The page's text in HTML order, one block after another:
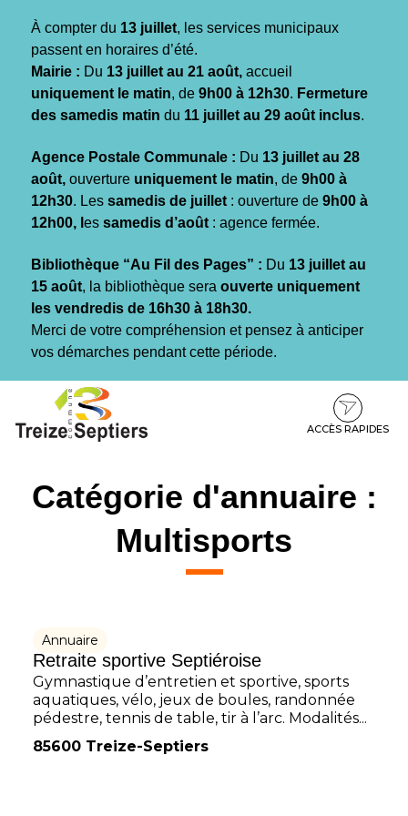
À compter du 13 juillet, les services municipaux
passent en horaires d’été.
Mairie : Du 13 juillet au 21 août, accueil
uniquement le matin, de 9h00 à 12h30. Fermeture
des samedis matin du 11 juillet au 29 août inclus.
Agence Postale Communale : Du 13 juillet au 28
août, ouverture uniquement le matin, de 9h00 à
12h30. Les samedis de juillet : ouverture de 9h00 à
12h00, l es samedis d’août : agence fermée.
Bibliothèque “Au Fil des Pages” : Du 13 juillet au
15 août, la bibliothèque sera ouverte uniquement
les vendredis de 16h30 à 18h30.
Merci de votre compréhension et pensez à anticiper
vos démarches pendant cette période.
contenu
pied
ACCÈS RAPIDES
Catégorie d'annuaire :
Multisports
Annuaire
Retraite sportive Septiéroise
Gymnastique d’entretien et sportive, sports
aquatiques, vélo, jeux de boules, randonnée
pédestre, tennis de table, tir à l’arc. Modalités...
85600 Treize-Septiers